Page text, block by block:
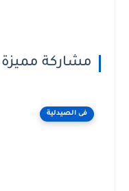
مشاركة مميزة
فى الصيدلية